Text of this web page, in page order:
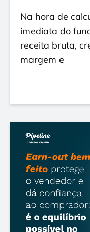
Na hora de
imediata do
receita bruta,
margem e